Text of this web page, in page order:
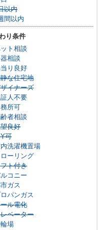
以内
間以内
り条件
ト相談
相談
り良好
な住宅地
イナーズ
人不要
所可
者相談
良好
可
洗濯機置場
ーリング
ト付き
コニー
ガス
パンガス
ル電化
ベーター
場